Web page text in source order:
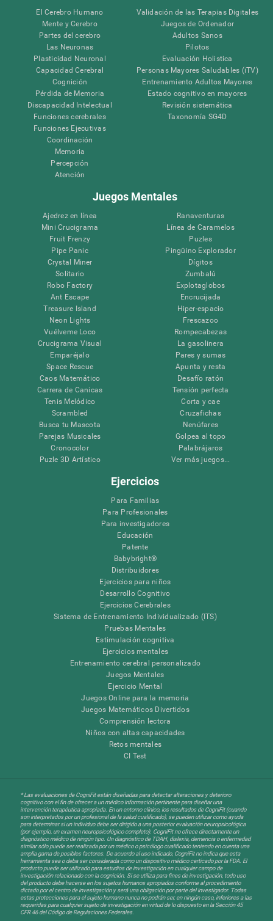
El Cerebro Humano
Mente y Cerebro
Partes del cerebro
Las Neuronas
Plasticidad Neuronal
Capacidad Cerebral
Cognición
Pérdida de Memoria
Discapacidad Intelectual
Funciones cerebrales
Funciones Ejecutivas
Coordinación
Memoria
Percepción
Atención
Validación de las Terapias Digitales
Juegos de Ordenador
Adultos Sanos
Pilotos
Evaluación Holistica
Personas Mayores Saludables (iTV)
Entrenamiento Adultos Mayores
Estado cognitivo en mayores
Revisión sistemática
Taxonomía SG4D
Juegos Mentales
Ajedrez en línea
Mini Crucigrama
Fruit Frenzy
Pipe Panic
Crystal Miner
Solitario
Robo Factory
Ant Escape
Treasure Island
Neon Lights
Vuélveme Loco
Crucigrama Visual
Emparéjalo
Space Rescue
Caos Matemático
Carrera de Canicas
Tenis Melódico
Scrambled
Busca tu Mascota
Parejas Musicales
Cronocolor
Puzle 3D Artístico
Ranaventuras
Línea de Caramelos
Puzles
Pingüino Explorador
Dígitos
Zumbalú
Explotaglobos
Encrucijada
Hiper-espacio
Frescazoo
Rompecabezas
La gasolinera
Pares y sumas
Apunta y resta
Desafío ratón
Tensión perfecta
Corta y cae
Cruzafichas
Nenúfares
Golpea al topo
Palabrájaros
Ver más juegos...
Ejercicios
Para Familias
Para Profesionales
Para investigadores
Educación
Patente
Babybright®
Distribuidores
Ejercicios para niños
Desarrollo Cognitivo
Ejercicios Cerebrales
Sistema de Entrenamiento Individualizado (ITS)
Pruebas Mentales
Estimulación cognitiva
Ejercicios mentales
Entrenamiento cerebral personalizado
Juegos Mentales
Ejercicio Mental
Juegos Online para la memoria
Juegos Matemáticos Divertidos
Comprensión lectora
Niños con altas capacidades
Retos mentales
CI Test
* Las evaluaciones de CogniFit están diseñadas para detectar alteraciones y deterioro
cognitivo con el fin de ofrecer a un médico información pertinente para diseñar una
intervención terapéutica apropiada. En un entorno clínico, los resultados de CogniFit (cuando
son interpretados por un profesional de la salud cualificado), se pueden utilizar como ayuda
para determinar si un individuo debe ser dirigido a una posterior evaluación neuropsicológica
(por ejemplo, un examen neuropsicológico completo). CogniFit no ofrece directamente un
diagnóstico médico de ningún tipo. Un diagnóstico de TDAH, dislexia, demencia o enfermedad
similar sólo puede ser realizada por un médico o psicólogo cualificado teniendo en cuenta una
amplia gama de posibles factores. De acuerdo al uso indicado, CogniFit no indica que esta
herramienta sea o deba ser considerada como un dispositivo médico certicado por la FDA. El
producto puede ser utilizado para estudios de investigación en cualquier campo de
investigación relacionado con la cognición. Si se utiliza para fines de investigación, todo uso
del producto debe hacerse en los sujetos humanos apropiados conforme al procedimiento
dictado por el centro de investigación y será una obligación por parte del investigador. Todas
estas protecciones para el sujeto humano nunca no podrán ser, en ningún caso, inferiores a las
requeridas para cualquier sujeto de investigación en virtud de lo dispuesto en la Sección 45
CFR 46 del Código de Regulaciones Federales.